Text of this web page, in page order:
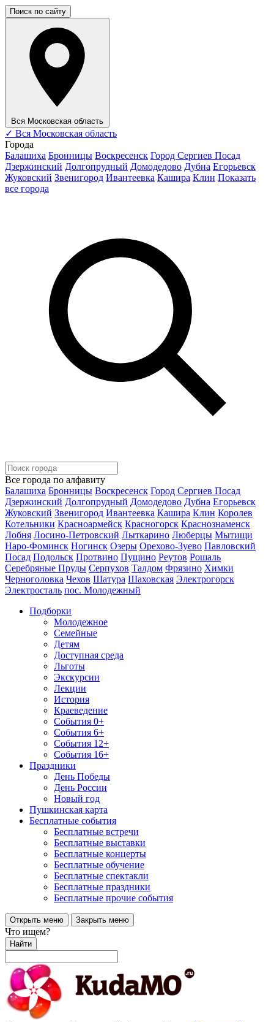
Поиск по сайту
Вся Московская область
✓ Вся Московская область
Города
Балашиха Бронницы Воскресенск Город Сергиев Посад
Дзержинский Долгопрудный Домодедово Дубна Егорьевск
Жуковский Звенигород Ивантеевка Кашира Клин Показать
все города
Все города по алфавиту
Балашиха Бронницы Воскресенск Город Сергиев Посад
Дзержинский Долгопрудный Домодедово Дубна Егорьевск
Жуковский Звенигород Ивантеевка Кашира Клин Королев
Котельники Красноармейск Красногорск Краснознаменск
Лобня Лосино-Петровский Лыткарино Люберцы Мытищи
Наро-Фоминск Ногинск Озеры Орехово-Зуево Павловский
Посад Подольск Протвино Пущино Реутов Рошаль
Серебряные Пруды Серпухов Талдом Фрязино Химки
Черноголовка Чехов Шатура Шаховская Электрогорск
Электросталь пос. Молодежный
Подборки
Молодежное
Семейные
Детям
Доступная среда
Льготы
Экскурсии
Лекции
История
Краеведение
События 0+
События 6+
События 12+
События 16+
Праздники
День Победы
День России
Новый год
Пушкинская карта
Бесплатные события
Бесплатные встречи
Бесплатные выставки
Бесплатные концерты
Бесплатные обучение
Бесплатные спектакли
Бесплатные праздники
Бесплатные прочие события
Открыть меню Закрыть меню
Что ищем?
Найти